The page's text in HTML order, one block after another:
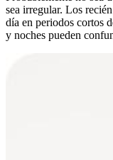
sea irregular. Los
día en periodos cortos
y noches pueden